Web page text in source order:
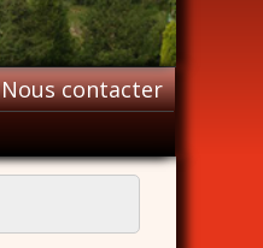
Nous contacter